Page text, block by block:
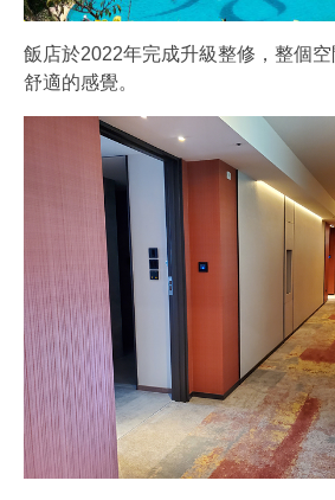
飯店於2022年完成升級整修，整個
舒適的感覺。